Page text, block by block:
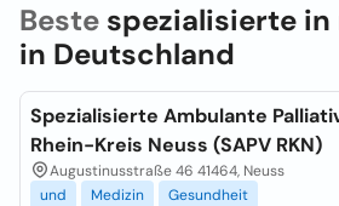
Beste spezialisierte in
in Deutschland
Spezialisierte Ambulante
Rhein-Kreis Neuss (SAPV RKN)
Augustinusstraße 46 41464, Neuss
und
Medizin Gesundheit